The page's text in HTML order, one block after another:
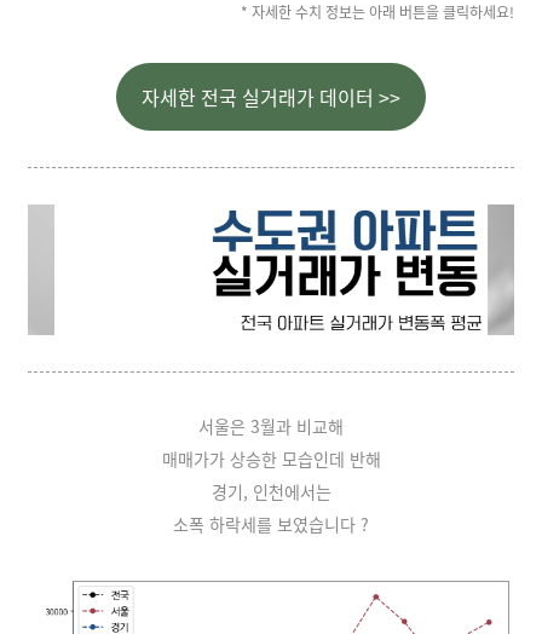
* 자세한 수치 정보는 아래 버튼을 클릭하세요!
자세한 전국 실거래가 데이터 >>
서울은 3월과 비교해
매매가가 상승한 모습인데 반해
경기, 인천에서는
소폭 하락세를 보였습니다 ?